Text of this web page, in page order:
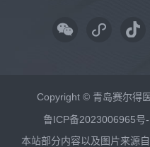
Copyright © 青岛赛尔得
鲁ICP备2023006965号-
本站部分内容以及图片来源